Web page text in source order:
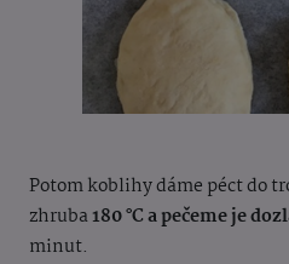
Potom koblihy dáme péct do
zhruba180 °C a pečeme je
minut.